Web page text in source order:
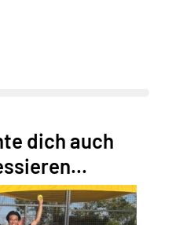
dich auch